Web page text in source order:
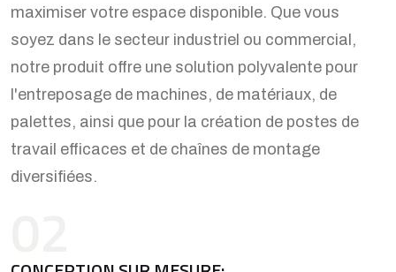
maximiser votre espace disponible. Que vous
soyez dans le secteur industriel ou commercial,
notre produit offre une solution polyvalente pour
l'entreposage de machines, de matériaux, de
palettes, ainsi que pour la création de postes de
travail efficaces et de chaînes de montage
diversifiées.